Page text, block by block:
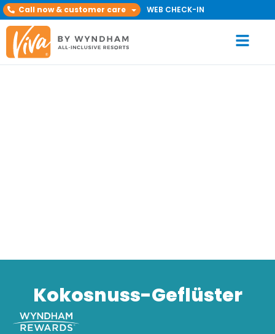
Call now & customer care WEB CHECK-IN
Kokosnuss-Geflüster